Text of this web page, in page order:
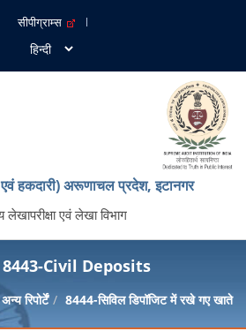
सीपीग्राम्स
हकदारी) अरूणाचल प्रदेश, इटानगर
लेखापरीक्षा एवं लेखा विभाग
Civil Deposits
अन्य रिपोर्टें 8444-सिविल डिपॉजिट में रखे गए खाते